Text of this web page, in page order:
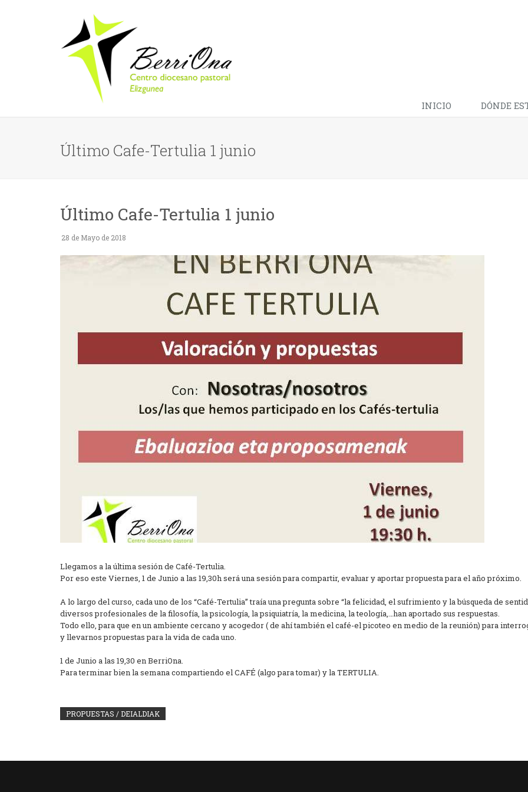
INICIO DÓNDE
Último Cafe-Tertulia 1 junio
Último Cafe-Tertulia 1 junio
28 de Mayo de 2018
Llegamos a la última sesión de Café-Tertulia.
Por eso este Viernes, 1 de Junio a las 19,30h será una sesión para compartir, evaluar y aportar propuesta para el año próximo.
A lo largo del curso, cada uno de los “Café-Tertulia” traía una pregunta sobre “la felicidad, el sufrimiento y la búsqueda de
diversos profesionales de la filosofía, la psicología, la psiquiatría, la medicina, la teología,…han aportado sus respuestas.
Todo ello, para que en un ambiente cercano y acogedor ( de ahí también el café-el picoteo en medio de la reunión) para
y llevarnos propuestas para la vida de cada uno.
1 de Junio a las 19,30 en BerriOna.
Para terminar bien la semana compartiendo el CAFÉ (algo para tomar) y la TERTULIA.
PROPUESTAS / DEIALDIAK